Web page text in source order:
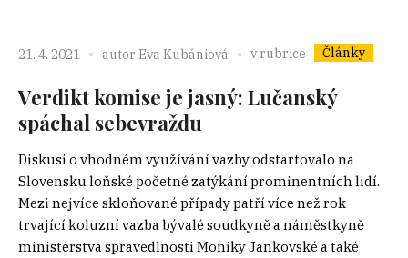
21. 4. 2021 autor Eva Kubániová v rubrice Články
Verdikt komise je jasný: Lučanský
spáchal sebevraždu
Diskusi o vhodném využívání vazby odstartovalo na
Slovensku loňské početné zatýkání prominentních lidí.
Mezi nejvíce skloňované případy patří více než rok
trvající koluzní vazba bývalé soudkyně a náměstkyně
ministerstva spravedlnosti Moniky Jankovské a také